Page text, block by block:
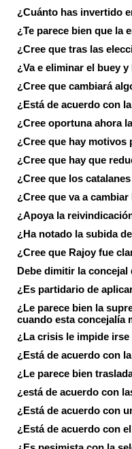
¿Cuánto has invertido
¿Te parece bien que la
¿Cree que tras las
¿Va e eliminar el buey
¿Cree que cambiará
¿Está de acuerdo con
¿Cree oportuna ahora
¿Cree que hay motivos
¿Cree que hay que
¿Cree que los
¿Cree que va a
¿Apoya la
¿Ha notado la subida
¿Cree que Rajoy fue
Debe dimitir la concejal
¿Es partidario de
¿Le parece bien la
cuando esta concejalía
¿La crisis le impide
¿Está de acuerdo con
¿Le parece bien
¿está de acuerdo con
¿Está de acuerdo con
¿Está de acuerdo con